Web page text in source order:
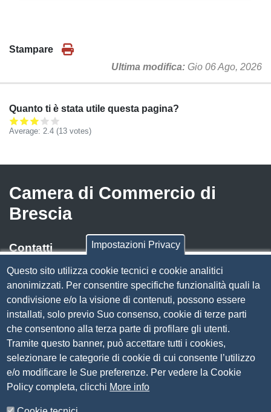
Stampare
Ultima modifica
Gio 06 Ago, 2026
Quanto ti è stata utile questa pagina?
Average: 2.4 (13 votes)
Camera di Commercio di
Brescia
Contatti
Via Luigi Einaudi, 23, 25121 Brescia BS
Tel. 030 37251
PECcamera.brescia@bs.legalmail.camcom.it
P.IVA 00859790172
C.F. 80013870177
Contatti
Amministrazione Trasparente
Organizzazione
Impostazioni Privacy
Questo sito utilizza cookie tecnici e cookie analitici
anonimizzati. Per consentire specifiche funzionalità quali la
condivisione e/o la visione di contenuti, possono essere
installati, solo previo Suo consenso, cookie di terze parti
che consentono alla terza parte di profilare gli utenti.
Tramite questo banner, può accettare tutti i cookies,
selezionare le categorie di cookie di cui consente l’utilizzo
e/o modificare le Sue preferenze. Per vedere la Cookie
Policy completa, clicchi More info